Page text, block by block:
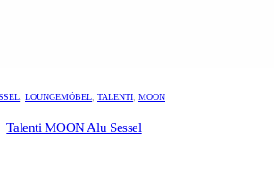
LOUNGEMÖBEL TALENTI MOON
Talenti MOON Alu Sessel